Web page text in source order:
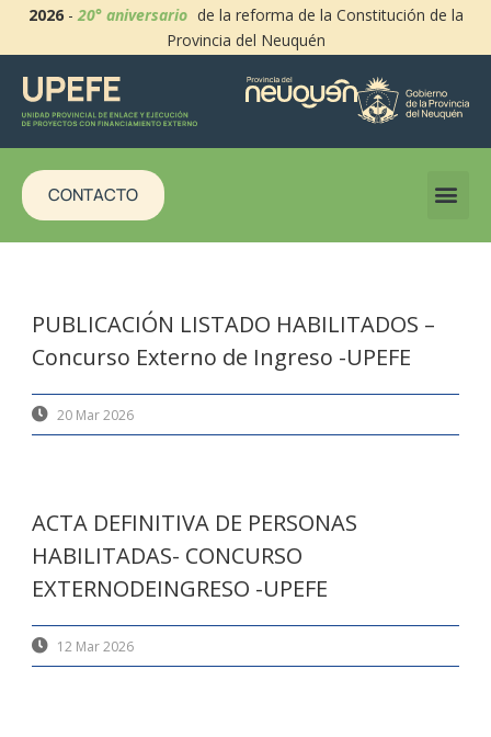
2026-20° aniversario de la reforma de la Constitución de la
Provincia del Neuquén
CONTACTO
PUBLICACIÓN LISTADO HABILITADOS –
Concurso Externo de Ingreso -UPEFE
20 Mar 2026
ACTA DEFINITIVA DE PERSONAS
HABILITADAS- CONCURSO
EXTERNODEINGRESO -UPEFE
12 Mar 2026